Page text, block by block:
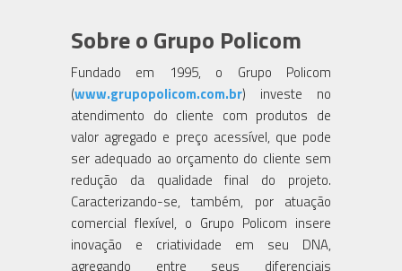
Sobre o Grupo Policom
Fundado em 1995, o Grupo Policom
(www.grupopolicom.com.br) investe no
atendimento do cliente com produtos de
valor agregado e preço acessível, que pode
ser adequado ao orçamento do cliente sem
redução da qualidade final do projeto.
Caracterizando-se, também, por atuação
comercial flexível, o Grupo Policom insere
inovação e criatividade em seu DNA,
agregando entre seus diferenciais